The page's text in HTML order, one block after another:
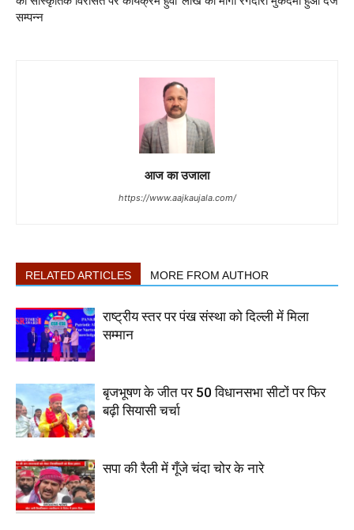
सम्पन्न
आज का उजाला
https://www.aajkaujala.com/
RELATED ARTICLES MORE FROM AUTHOR
राष्ट्रीय स्तर पर पंख संस्था को दिल्ली में मिला
सम्मान
बृजभूषण के जीत पर 50 विधानसभा सीटों पर फिर
बढ़ी सियासी चर्चा
सपा की रैली में गूँजे चंदा चोर के नारे